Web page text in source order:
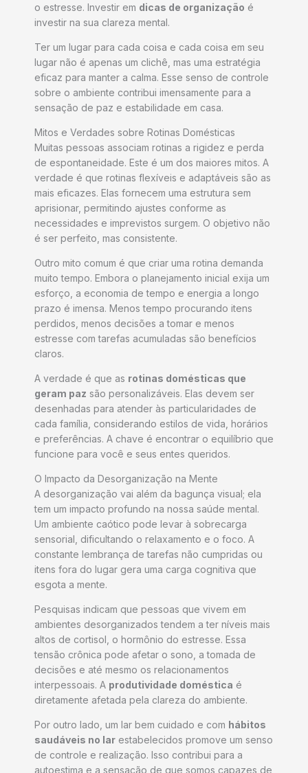
o estresse. Investir em dicas de organização é
investir na sua clareza mental.
Ter um lugar para cada coisa e cada coisa em seu
lugar não é apenas um clichê, mas uma estratégia
eficaz para manter a calma. Esse senso de controle
sobre o ambiente contribui imensamente para a
sensação de paz e estabilidade em casa.
Mitos e Verdades sobre Rotinas Domésticas
Muitas pessoas associam rotinas a rigidez e perda
de espontaneidade. Este é um dos maiores mitos. A
verdade é que rotinas flexíveis e adaptáveis são as
mais eficazes. Elas fornecem uma estrutura sem
aprisionar, permitindo ajustes conforme as
necessidades e imprevistos surgem. O objetivo não
é ser perfeito, mas consistente.
Outro mito comum é que criar uma rotina demanda
muito tempo. Embora o planejamento inicial exija um
esforço, a economia de tempo e energia a longo
prazo é imensa. Menos tempo procurando itens
perdidos, menos decisões a tomar e menos
estresse com tarefas acumuladas são benefícios
claros.
A verdade é que as rotinas domésticas que
geram paz são personalizáveis. Elas devem ser
desenhadas para atender às particularidades de
cada família, considerando estilos de vida, horários
e preferências. A chave é encontrar o equilíbrio que
funcione para você e seus entes queridos.
O Impacto da Desorganização na Mente
A desorganização vai além da bagunça visual; ela
tem um impacto profundo na nossa saúde mental.
Um ambiente caótico pode levar à sobrecarga
sensorial, dificultando o relaxamento e o foco. A
constante lembrança de tarefas não cumpridas ou
itens fora do lugar gera uma carga cognitiva que
esgota a mente.
Pesquisas indicam que pessoas que vivem em
ambientes desorganizados tendem a ter níveis mais
altos de cortisol, o hormônio do estresse. Essa
tensão crônica pode afetar o sono, a tomada de
decisões e até mesmo os relacionamentos
interpessoais. A produtividade doméstica é
diretamente afetada pela clareza do ambiente.
Por outro lado, um lar bem cuidado e com hábitos
saudáveis no lar estabelecidos promove um senso
de controle e realização. Isso contribui para a
autoestima e a sensação de que somos capazes de